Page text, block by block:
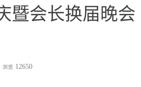
暨会长换届晚会
浏览 12650